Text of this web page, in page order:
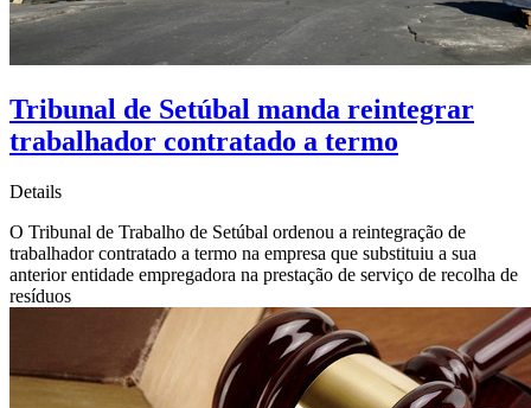
Tribunal de Setúbal manda reintegrar
trabalhador contratado a termo
Details
O Tribunal de Trabalho de Setúbal ordenou a reintegração de
trabalhador contratado a termo na empresa que substituiu a sua
anterior entidade empregadora na prestação de serviço de recolha de
resíduos